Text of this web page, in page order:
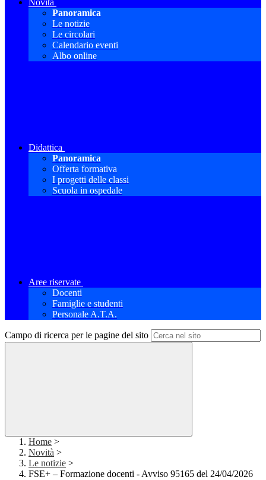
Novità
Panoramica
Le notizie
Le circolari
Calendario eventi
Albo online
Didattica
Panoramica
Offerta formativa
I progetti delle classi
Scuola in ospedale
Aree riservate
Docenti
Famiglie e studenti
Personale A.T.A.
Campo di ricerca per le pagine del sito
Home >
Novità >
Le notizie >
FSE+ – Formazione docenti - Avviso 95165 del 24/04/2026